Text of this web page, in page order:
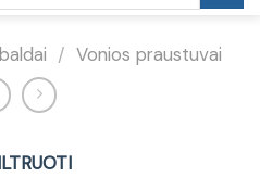
/ Vonios praustuvai